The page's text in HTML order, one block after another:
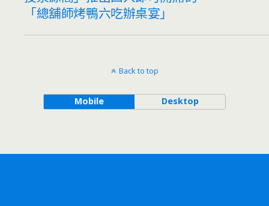
「總舖師烤鴨六吃辦桌宴」
Back to top
Mobile Desktop